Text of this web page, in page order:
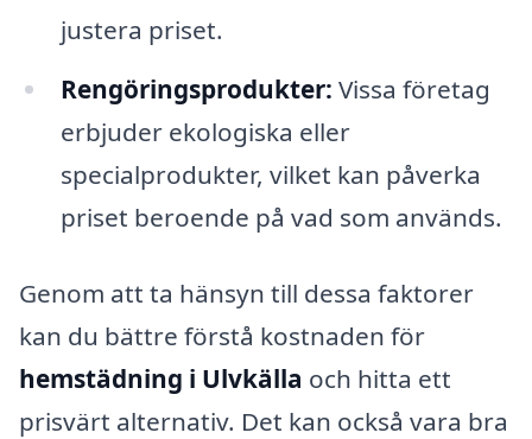
justera priset.
Rengöringsprodukter: Vissa företag
erbjuder ekologiska eller
specialprodukter, vilket kan påverka
priset beroende på vad som används.
Genom att ta hänsyn till dessa faktorer
kan du bättre förstå kostnaden för
hemstädning i Ulvkälla och hitta ett
prisvärt alternativ. Det kan också vara bra